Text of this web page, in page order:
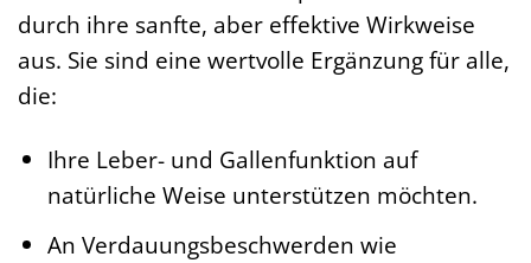
durch ihre sanfte, aber effektive Wirkweise
aus. Sie sind eine wertvolle Ergänzung für alle,
die:
Ihre Leber- und Gallenfunktion auf
natürliche Weise unterstützen möchten.
An Verdauungsbeschwerden wie